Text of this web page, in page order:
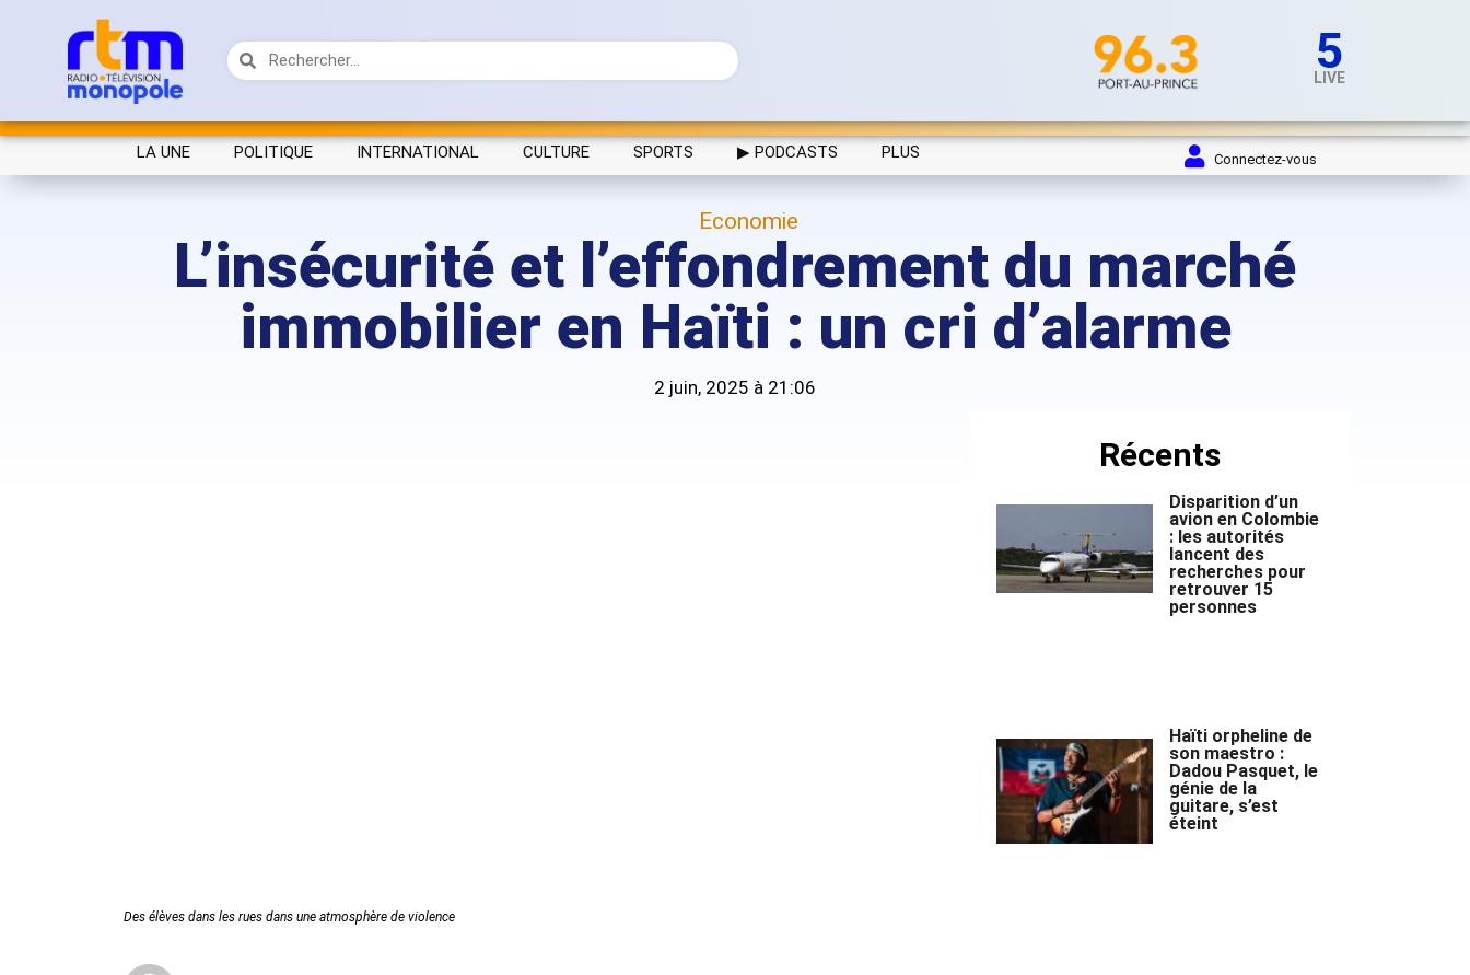
5
LIVE
LA UNE POLITIQUE INTERNATIONAL CULTURE SPORTS ▶ PODCASTS PLUS Connectez-vous
Economie
L’insécurité et l’effondrement du marché
immobilier en Haïti : un cri d’alarme
2 juin, 2025 à 21:06
Des élèves dans les rues dans une atmosphère de violence
Récents
Disparition d’un
avion en Colombie
: les autorités
lancent des
recherches pour
retrouver 15
personnes
Haïti orpheline de
son maestro :
Dadou Pasquet, le
génie de la
guitare, s’est
éteint